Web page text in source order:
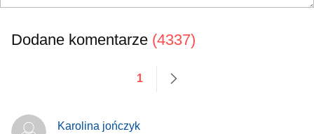
Dodane komentarze (4337)
1
Karolina jończyk